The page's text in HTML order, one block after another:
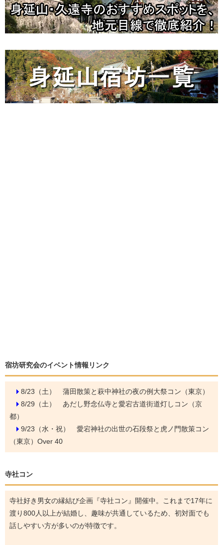
宿坊研究会のイベント情報リンク
8/23（土） 蒲田散策と萩中神社の夜の例大祭コン（東京）
8/29（土） あだし野念仏寺と愛宕古道街道灯しコン（京
都）
9/23（水・祝） 愛宕神社の出世の石段祭と虎ノ門散策コン
（東京）Over 40
寺社コン
寺社好き男女の縁結び企画『寺社コン』開催中。これまで17年に
渡り800人以上が結婚し、趣味が共通しているため、初対面でも
話しやすい方が多いのが特徴です。